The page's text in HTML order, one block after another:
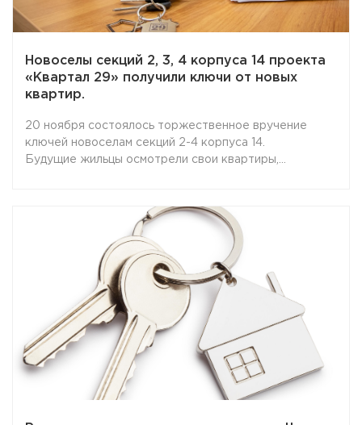
Новоселы секций 2, 3, 4 корпуса 14 проекта
«Квартал 29» получили ключи от новых
квартир.
20 ноября состоялось торжественное вручение
ключей новоселам секций 2-4 корпуса 14.
Будущие жильцы осмотрели свои квартиры,